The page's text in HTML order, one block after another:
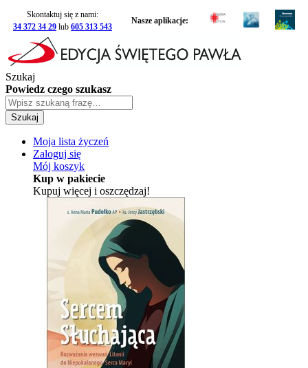
Skontaktuj się z nami:
34 372 34 29 lub 605 313 543
Nasze aplikacje:
Szukaj
Powiedz czego szukasz
Szukaj
Moja lista życzeń
Zaloguj się
Mój koszyk
Kup w pakiecie
Kupuj więcej i oszczędzaj!